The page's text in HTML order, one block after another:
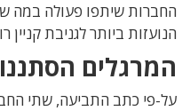
החברות שיתפו פעולה במה
הנועזות ביותר לגניבת
המרגלים
על-פי כתב התביעה, שתי